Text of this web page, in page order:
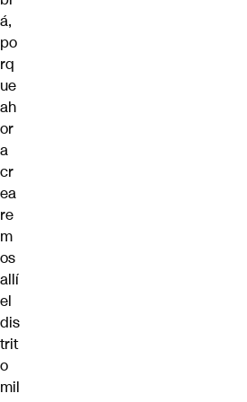
á,
po
rq
ue
ah
or
a
cr
ea
re
m
os
allí
el
dis
trit
o
mil